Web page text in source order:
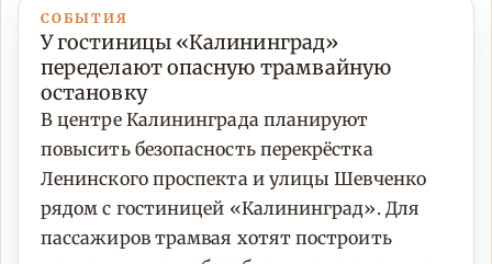
СОБЫТИЯ
У гостиницы «Калининград»
переделают опасную трамвайную
остановку
В центре Калининграда планируют
повысить безопасность перекрёстка
Ленинского проспекта и улицы Шевченко
рядом с гостиницей «Калининград». Для
пассажиров трамвая хотят построить